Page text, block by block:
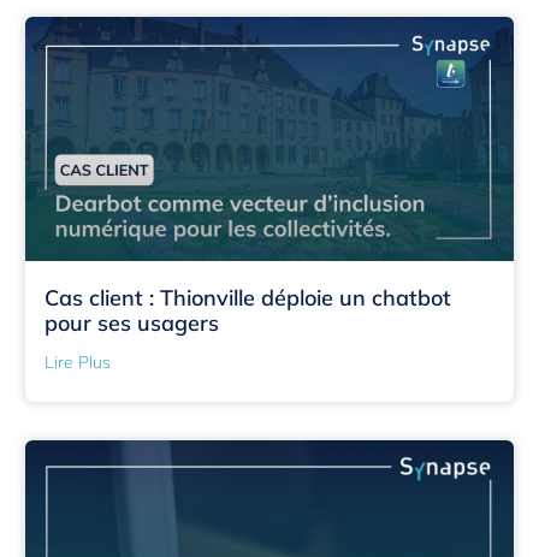
Cas client : Thionville déploie un chatbot
pour ses usagers
Lire Plus